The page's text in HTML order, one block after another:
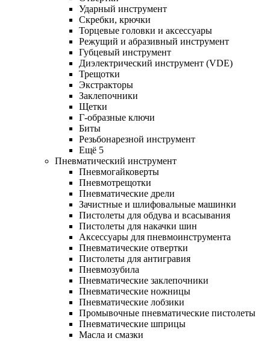
Ударный инструмент
Скребки, крючки
Торцевые головки и аксессуары
Режущий и абразивный инструмент
Губцевый инструмент
Диэлектрический инструмент (VDE)
Трещотки
Экстракторы
Заклепочники
Щетки
Г-образные ключи
Биты
Резьбонарезной инструмент
Ещё 5
Пневматический инструмент
Пневмогайковерты
Пневмотрещотки
Пневматические дрели
Зачистные и шлифовальные машинки
Пистолеты для обдува и всасывания
Пистолеты для накачки шин
Аксессуары для пневмоинструмента
Пневматические отвертки
Пистолеты для антигравия
Пневмозубила
Пневматические заклепочники
Пневматические ножницы
Пневматические лобзики
Промывочные пневматические пистолеты
Пневматические шприцы
Масла и смазки